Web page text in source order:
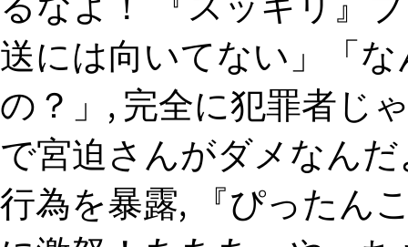
送には向いてない」「
の？」, 完全に犯罪者じ
で宮迫さんがダメなん
行為を暴露, 『ぴったん